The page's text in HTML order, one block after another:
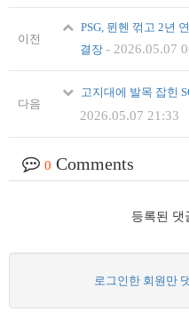
이전
PSG, 뮌헨 꺾고 2년
결장 - 2026.05.07
다음
고지대에 발목 잡힌
2026.05.07 21:33
0 Comments
등록된 댓
로그인한 회원만